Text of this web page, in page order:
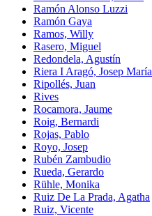
Ramón Alonso Luzzi
Ramón Gaya
Ramos, Willy
Rasero, Miguel
Redondela, Agustín
Riera I Aragó, Josep María
Ripollés, Juan
Rives
Rocamora, Jaume
Roig, Bernardi
Rojas, Pablo
Royo, Josep
Rubén Zambudio
Rueda, Gerardo
Rühle, Monika
Ruiz De La Prada, Agatha
Ruiz, Vicente